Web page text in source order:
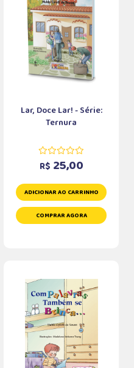
Lar, Doce Lar! - Série:
Ternura
R$ 25,00
ADICIONAR AO CARRINHO
COMPRAR AGORA